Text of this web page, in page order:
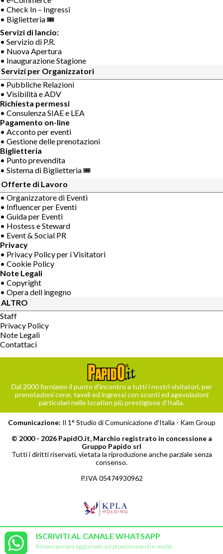
ISCRIVITI AL CANALE WHATSAPP
Rimani sempre aggiornato sui prossimi eventi e novità
• Check In – Ingressi
• Biglietteria 🎟
Servizi di lancio:
• Servizio di P.R.
• Nuova Apertura
• Inaugurazione Stagione
Servizi per Organizzatori
• Pubbliche Relazioni
• Visibilità e ADV
Richiesta permessi
• Consulenza SIAE e LEA
Pagamento on-line
• Acconto per eventi
• Gestione delle prenotazioni
Biglietteria
• Punto prevendita
• Sistema di Biglietteria 🎟
Offerte di Lavoro
• Organizzatore di Eventi
• Influencer per Eventi
• Guida per Eventi
• Hostess e Steward
• Event & Social PR
Privacy
• Privacy Policy per i Visitatori
• Cookie Policy
Note Legali
• Copyright
• Opera dell ingegno
ALTRO
Staff
Privacy Policy
Note Legali
Contattaci
Dal 2000 forniamo il punto d’incontro a tutti i nostri visitatori, per
prenotazioni cene, tavoli ed ingressi con sconti ed agevolazioni
particolari nelle location più prestigiose d’Italia.
Comunicazione: Il 1° Studio di Comunicazione d'Italia - Kam Group
© 2000 - 2026 PapidO.it, Marchio registrato in concessione a
Gruppo Papido srl
Tutti i diritti riservati, vietata la riproduzione anche parziale senza
consenso.
P.IVA 05474930962